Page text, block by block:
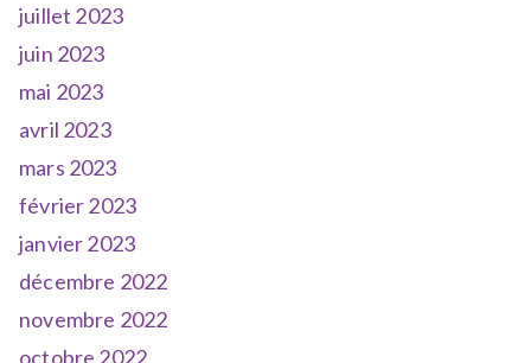
juillet 2023
juin 2023
mai 2023
avril 2023
mars 2023
février 2023
janvier 2023
décembre 2022
novembre 2022
octobre 2022